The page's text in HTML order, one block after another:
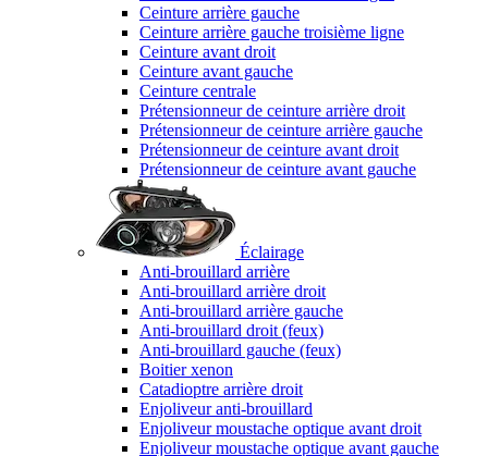
Ceinture arrière gauche
Ceinture arrière gauche troisième ligne
Ceinture avant droit
Ceinture avant gauche
Ceinture centrale
Prétensionneur de ceinture arrière droit
Prétensionneur de ceinture arrière gauche
Prétensionneur de ceinture avant droit
Prétensionneur de ceinture avant gauche
Éclairage
Anti-brouillard arrière
Anti-brouillard arrière droit
Anti-brouillard arrière gauche
Anti-brouillard droit (feux)
Anti-brouillard gauche (feux)
Boitier xenon
Catadioptre arrière droit
Enjoliveur anti-brouillard
Enjoliveur moustache optique avant droit
Enjoliveur moustache optique avant gauche